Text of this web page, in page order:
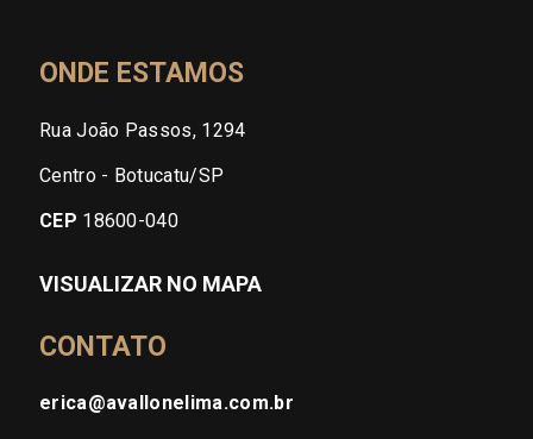
ONDE ESTAMOS
Rua João Passos, 1294
Centro - Botucatu/SP
CEP 18600-040
VISUALIZAR NO MAPA
CONTATO
erica@avallonelima.com.br